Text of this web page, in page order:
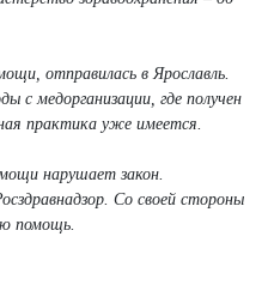
отправилась в Ярославль.
с медорганизации, где получен
практика уже имеется.
нарушает закон.
Со своей стороны
помощь.